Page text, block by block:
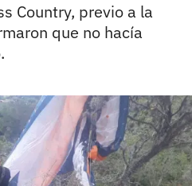
Country, previo a la
que no hacía